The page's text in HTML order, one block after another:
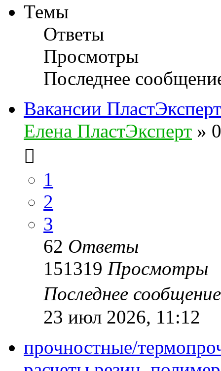
Темы
Ответы
Просмотры
Последнее
Вакансии ПластЭксперт
Елена ПластЭксперт »
1
2
3
62 Ответы
151319 Просмотры
Последнее
23 июл 2026, 11:12
прочностные/